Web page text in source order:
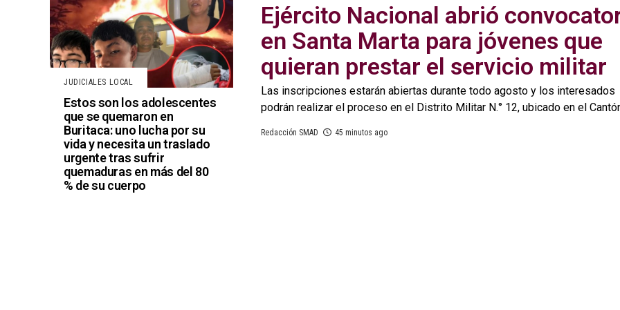
Ejército Nacional abrió
en Santa Marta para jóvenes que
quieran prestar el servicio militar
Las inscripciones estarán abiertas durante todo agosto y los interesados
podrán realizar el proceso en el Distrito Militar N.° 12, ubicado en el
Redacción SMAD 45 minutos ago
JUDICIALES LOCAL
Estos son los adolescentes
que se quemaron en
Buritaca: uno lucha por su
vida y necesita un traslado
urgente tras sufrir
quemaduras en más del 80
% de su cuerpo